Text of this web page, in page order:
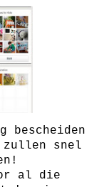
zullen snel
al die